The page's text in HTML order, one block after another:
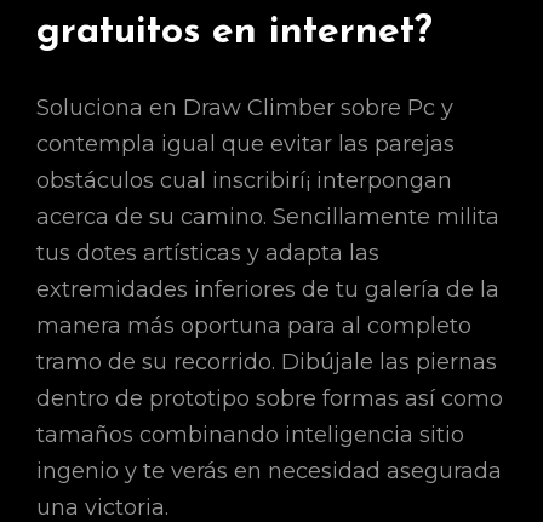
gratuitos en internet?
Soluciona en Draw Climber sobre Pc y
contempla igual que evitar las parejas
obstáculos cual inscribirí¡ interpongan
acerca de su camino. Sencillamente milita
tus dotes artísticas y adapta las
extremidades inferiores de tu galería de la
manera más oportuna para al completo
tramo de su recorrido. Dibújale las piernas
dentro de prototipo sobre formas así­ como
tamaños combinando inteligencia sitio
ingenio y te verás en necesidad asegurada
una victoria.